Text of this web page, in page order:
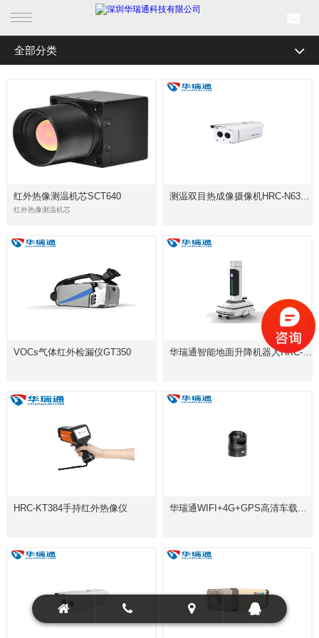
首页
行业产品
解决方案
成功案例
全部分类
红外热像测温机芯SCT640
红外热像测温机芯
测温双目热成像摄像机HRC-N6300系列
VOCs气体红外检漏仪GT350 华瑞通智能地面升降机器人HRC-R600D2S
HRC-KT384手持红外热像仪 华瑞通WIFI+4G+GPS高清车载球型摄像机HRC-P6120P